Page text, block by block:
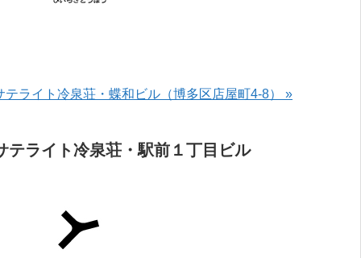
テライト冷泉荘・蝶和ビル（博多区店屋町4-8） »
テライト冷泉荘・駅前１丁目ビル